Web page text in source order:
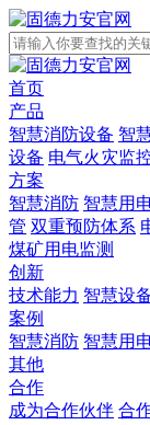
首页
产品
智慧消防设备 智
设备 电气火灾监
方案
智慧消防 智慧用
管 双重预防体系
煤矿用电监测
创新
技术能力 智慧设
案例
智慧消防 智慧用
其他
合作
成为合作伙伴 合